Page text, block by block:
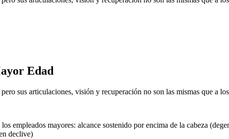
Edad
sus articulaciones, visión y recuperación no son las mismas que a
empleados mayores: alcance sostenido por encima de la cabeza
declive)